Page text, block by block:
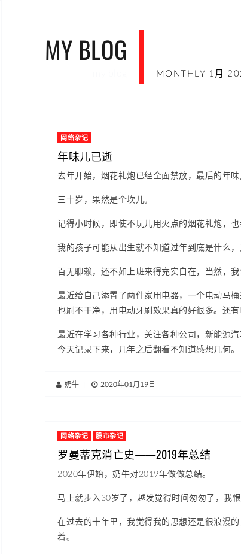
MY BLOG
MONTHLY 1月
网络杂记
年味儿已逝
去年开始，烟花礼炮已经全面禁放，最后的年
三十岁，果然是个坎儿。
记得小时候，即使不玩儿用火点的烟花礼炮，
我的孩子可能从出生就不知道过年到底是什么，
百无聊赖，还不如上班来得充实自在，当然，
最近给自己添置了两件家用电器，一个电动马
也刷不干净，用电动牙刷效果真的好很多。还
最近在学习各种行业，关注各种公司，新能源
今天记录下来，几年之后翻看不知道感想几何。
奶牛 2020年01月19日
网络杂记 股市杂记
罗曼蒂克消亡史——2019年总结
2020年伊始，奶牛对2019年做做总结。
马上就步入30岁了，越发觉得时间匆匆了，我
在过去的十年里，我觉得我的思想还是很浪漫
着。